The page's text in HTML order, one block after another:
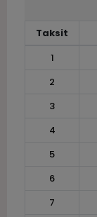
Taksit
1
2
3
4
5
6
7